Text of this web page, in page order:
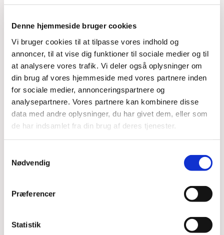
Denne hjemmeside bruger cookies
Vi bruger cookies til at tilpasse vores indhold og
annoncer, til at vise dig funktioner til sociale medier og til
at analysere vores trafik. Vi deler også oplysninger om
din brug af vores hjemmeside med vores partnere inden
for sociale medier, annonceringspartnere og
analysepartnere. Vores partnere kan kombinere disse
data med andre oplysninger, du har givet dem, eller som
de har indsamlet fra din brug af deres tjenester.
Nødvendig
Præferencer
Statistik
15:00
Du vil måske også kunne
lide...